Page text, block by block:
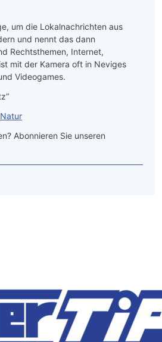
um die Lokalnachrichten aus
und nennt das dann
Rechtsthemen, Internet,
mit der Kamera oft in Neviges
Videogames.
Natur
Abonnieren Sie unseren